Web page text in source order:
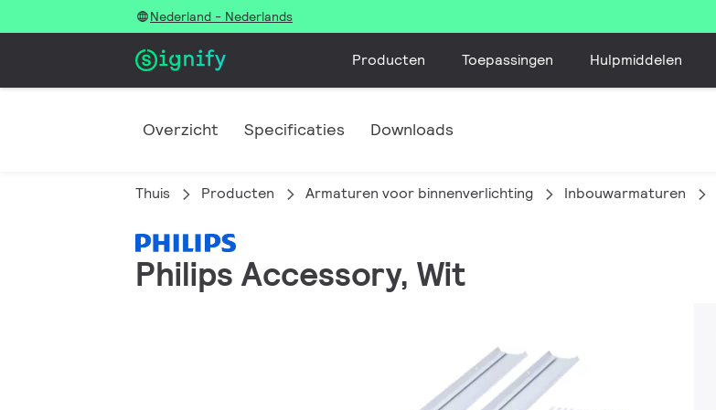
Nederland - Nederlands
Producten Toepassingen Hulpmiddelen
Overzicht Specificaties Downloads
Thuis Producten Armaturen voor binnenverlichting Inbouwarmaturen
Philips Accessory, Wit